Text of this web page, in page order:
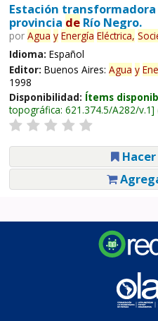
Estación transformadora
provincia deRío Negro.
por Agua y Energía Eléctrica,
Idioma: Español
Editor: Buenos Aires: Agua y
1998
Disponibilidad: Ítems
topográfica: 621.374.5/A282/v.1
Hacer